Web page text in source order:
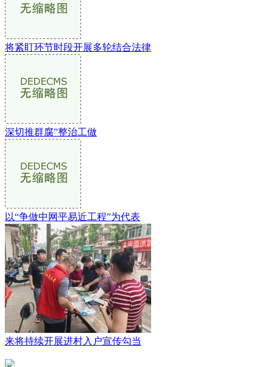
将紧盯环节时段开展多轮结合法律
深切推群腐”整治工做
以“争做中网平易近工程”为代表
来将持续开展进村入户宣传勾当